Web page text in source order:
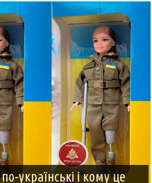
українські і кому це